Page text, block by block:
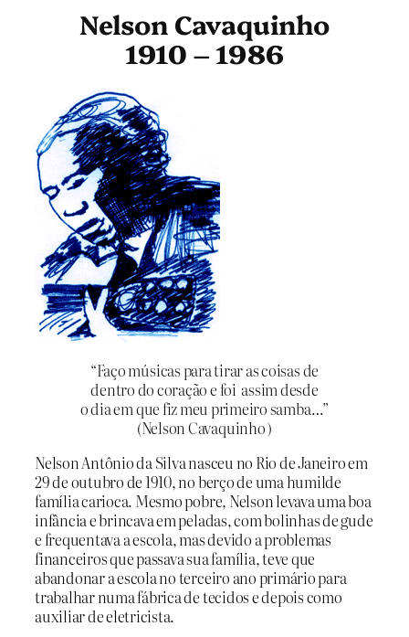
Nelson Cavaquinho
1910 – 1986
“Faço músicas para tirar as coisas de
dentro do coração e foi assim desde
o dia em que fiz meu primeiro samba…”
(Nelson Cavaquinho )
Nelson Antônio da Silva nasceu no Rio de Janeiro em
29 de outubro de 1910, no berço de uma humilde
família carioca. Mesmo pobre, Nelson levava uma boa
infância e brincava em peladas, com bolinhas de gude
e frequentava a escola, mas devido a problemas
financeiros que passava sua família, teve que
abandonar a escola no terceiro ano primário para
trabalhar numa fábrica de tecidos e depois como
auxiliar de eletricista.